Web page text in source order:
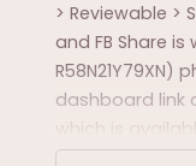
> Reviewable >
and FB Share is
R58N21Y79XN)
dashboard link
which is